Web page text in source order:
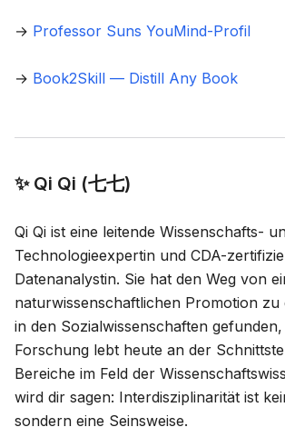
→ Professor Suns YouMind-Profil
→ Book2Skill — Distill Any Book
✨ Qi Qi (七七)
Qi Qi ist eine leitende Wissenschafts-
Technologieexpertin und CDA-
Datenanalystin. Sie hat den Weg von
naturwissenschaftlichen Promotion
in den Sozialwissenschaften
Forschung lebt heute an der
Bereiche im Feld der
wird dir sagen: Interdisziplinarität ist
sondern eine Seinsweise.